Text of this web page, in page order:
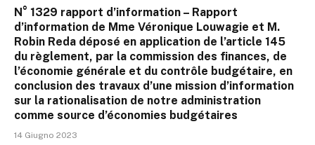
N° 1329 rapport d’information – Rapport
d’information de Mme Véronique Louwagie et M.
Robin Reda déposé en application de l’article 145
du règlement, par la commission des finances, de
l’économie générale et du contrôle budgétaire, en
conclusion des travaux d’une mission d’information
sur la rationalisation de notre administration
comme source d’économies budgétaires
14 Giugno 2023